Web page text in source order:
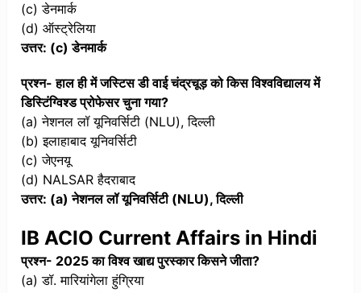
(c) डेनमार्क
(d) ऑस्ट्रेलिया
उत्तर: (c) डेनमार्क
प्रश्न- हाल ही में जस्टिस डी वाई चंद्रचूड़ को किस विश्वविद्यालय में
डिस्टिंग्विश्ड प्रोफेसर चुना गया?
(a) नेशनल लॉ यूनिवर्सिटी (NLU), दिल्ली
(b) इलाहाबाद यूनिवर्सिटी
(c) जेएनयू
(d) NALSAR हैदराबाद
उत्तर: (a) नेशनल लॉ यूनिवर्सिटी (NLU), दिल्ली
IB ACIO Current Affairs in Hindi
प्रश्न- 2025 का विश्व खाद्य पुरस्कार किसने जीता?
(a) डॉ. मारियांगेला हुंग्रिया